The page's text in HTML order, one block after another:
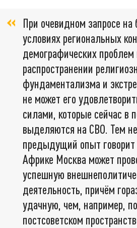
При очевидном запросе на
условиях региональных
демографических проблем
распространении
фундаментализма и
не может его
силами, которые сейчас в
выделяются на СВО. Тем
предыдущий опыт говорит
Африке Москва может
успешную
деятельность, причём
удачную, чем, например,
постсоветском